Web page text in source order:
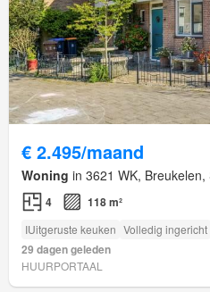
€ 2.495/maand
Woning in 3621 WK,
4 118 m²
IUitgeruste keuken Volledig ingericht
29 dagen geleden
HUURPORTAAL